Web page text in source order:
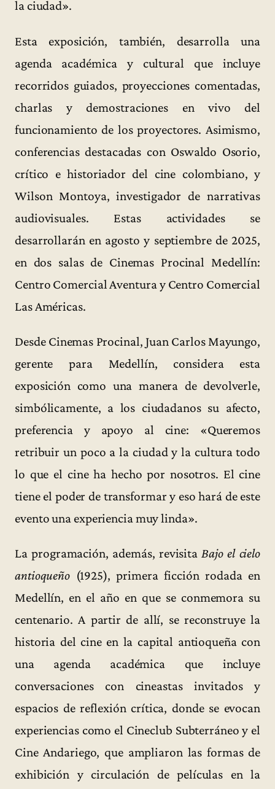
la ciudad».
Esta exposición, también, desarrolla una
agenda académica y cultural que incluye
recorridos guiados, proyecciones comentadas,
charlas y demostraciones en vivo del
funcionamiento de los proyectores. Asimismo,
conferencias destacadas con Oswaldo Osorio,
crítico e historiador del cine colombiano, y
Wilson Montoya, investigador de narrativas
audiovisuales. Estas actividades se
desarrollarán en agosto y septiembre de 2025,
en dos salas de Cinemas Procinal Medellín:
Centro Comercial Aventura y Centro Comercial
Las Américas.
Desde Cinemas Procinal, Juan Carlos Mayungo,
gerente para Medellín, considera esta
exposición como una manera de devolverle,
simbólicamente, a los ciudadanos su afecto,
preferencia y apoyo al cine: «Queremos
retribuir un poco a la ciudad y la cultura todo
lo que el cine ha hecho por nosotros. El cine
tiene el poder de transformar y eso hará de este
evento una experiencia muy linda».
La programación, además, revisitaBajo el cielo
antioqueño (1925), primera ficción rodada en
Medellín, en el año en que se conmemora su
centenario. A partir de allí, se reconstruye la
historia del cine en la capital antioqueña con
una agenda académica que incluye
conversaciones con cineastas invitados y
espacios de reflexión crítica, donde se evocan
experiencias como el Cineclub Subterráneo y el
Cine Andariego, que ampliaron las formas de
exhibición y circulación de películas en la